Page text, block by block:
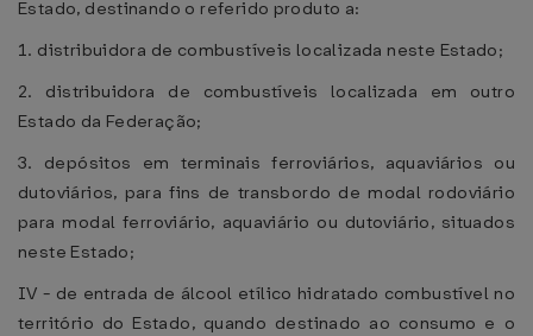
Estado, destinando o referido produto a:
1. distribuidora de combustíveis localizada neste Estado;
2. distribuidora de combustíveis localizada em outro
Estado da Federação;
3. depósitos em terminais ferroviários, aquaviários ou
dutoviários, para fins de transbordo de modal rodoviário
para modal ferroviário, aquaviário ou dutoviário, situados
neste Estado;
IV - de entrada de álcool etílico hidratado combustível no
território do Estado, quando destinado ao consumo e o